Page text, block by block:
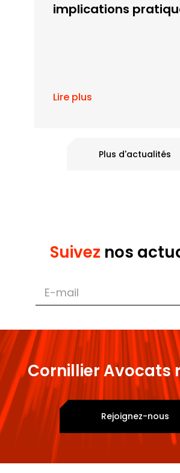
Plus d'actualités
implications
Lire plus
Suivez nos
Cornillier Avocats
Rejoignez-nous